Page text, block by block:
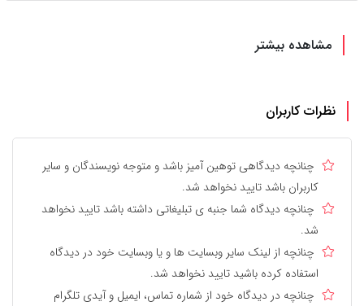
مشاهده بیشتر
نظرات کاربران
چنانچه دیدگاهی توهین آمیز باشد و متوجه نویسندگان و سایر
کاربران باشد تایید نخواهد شد.
چنانچه دیدگاه شما جنبه ی تبلیغاتی داشته باشد تایید نخواهد
شد.
چنانچه از لینک سایر وبسایت ها و یا وبسایت خود در دیدگاه
استفاده کرده باشید تایید نخواهد شد.
چنانچه در دیدگاه خود از شماره تماس، ایمیل و آیدی تلگرام